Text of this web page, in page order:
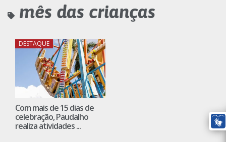
mês das crianças
DESTAQUE
Com mais de 15 dias de
celebração, Paudalho
realiza atividades ...